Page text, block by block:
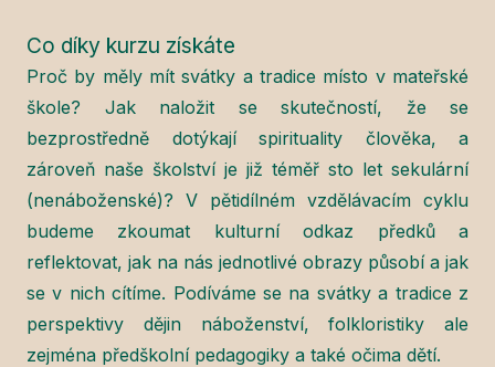
Co díky kurzu získáte
Proč by měly mít svátky a tradice místo v mateřské
škole? Jak naložit se skutečností, že se
bezprostředně dotýkají spirituality člověka, a
zároveň naše školství je již téměř sto let sekulární
(nenáboženské)? V pětidílném vzdělávacím cyklu
budeme zkoumat kulturní odkaz předků a
reflektovat, jak na nás jednotlivé obrazy působí a jak
se v nich cítíme. Podíváme se na svátky a tradice z
perspektivy dějin náboženství, folkloristiky ale
zejména předškolní pedagogiky a také očima dětí.